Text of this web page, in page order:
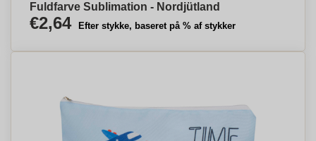
Fuldfarve Sublimation - Nordjütland
€2,64 Efter stykke, baseret på % af stykker